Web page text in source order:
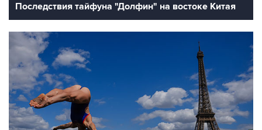
Последствия тайфуна "Долфин" на востоке Китая